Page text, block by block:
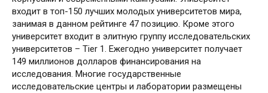
входит в топ-150 лучших молодых университетов мира,
занимая в данном рейтинге 47 позицию. Кроме этого
университет входит в элитную группу исследовательских
университетов – Tier 1. Ежегодно университет получает
149 миллионов долларов финансирования на
исследования. Многие государственные
исследовательские центры и лаборатории размещены